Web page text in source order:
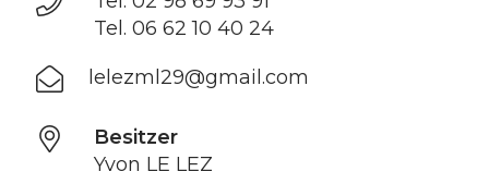
Tel. 06 62 10 40 24
lelezml29@gmail.com
Besitzer
Yvon LE LEZ